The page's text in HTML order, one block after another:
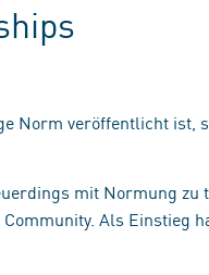
Norm veröffentlicht ist,
mit Normung zu
Als Einstieg